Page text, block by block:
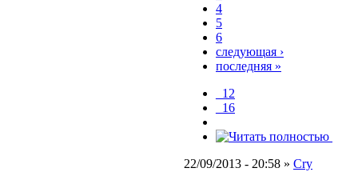
4
5
6
следующая ›
последняя »
_12
_16
22/09/2013 - 20:58 » Cry